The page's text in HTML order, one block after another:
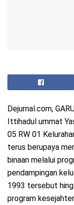
Dejurnal.com,
Ittihadul ummat
05 RW 01
terus berupaya
binaan melalui
pendampingan
1993 tersebut
program